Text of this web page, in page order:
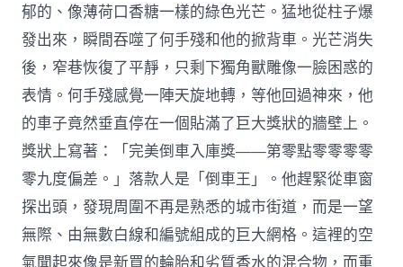
郁的、像薄荷口香糖一樣的綠色光芒。猛地從柱子爆
發出來，瞬間吞噬了何手殘和他的掀背車。光芒消失
後，窄巷恢復了平靜，只剩下獨角獸雕像一臉困惑的
表情。何手殘感覺一陣天旋地轉，等他回過神來，他
的車子竟然垂直停在一個貼滿了巨大獎狀的牆壁上。
獎狀上寫著：「完美倒車入庫獎——第零點零零零零
零九度偏差。」落款人是「倒車王」。他趕緊從車窗
探出頭，發現周圍不再是熟悉的城市街道，而是一望
無際、由無數白線和編號組成的巨大網格。這裡的空
氣聞起來像是新買的輪胎和劣質香水的混合物，而重